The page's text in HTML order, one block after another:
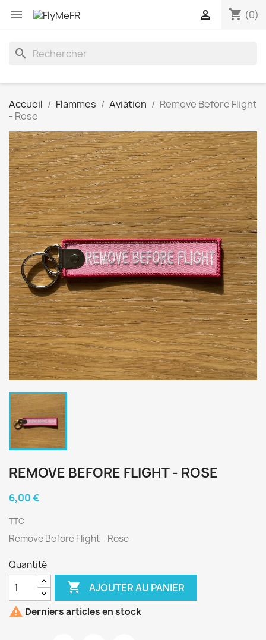
 shopping_cart (0)

search
Accueil Flammes Aviation
Remove Before Flight
- Rose
REMOVE BEFORE FLIGHT - ROSE
6,00 €
TTC
Remove Before Flight - Rose
Quantité
 AJOUTER AU PANIER
 Derniers articles en stock